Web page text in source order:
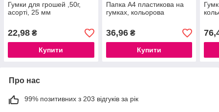
Гумки для грошей ,50г,
асорті, 25 мм
22,98 ₴
Купити
Папка А4 пластикова на
гумках, кольорова
36,96₴
Купити
Про нас
99% позитивних з 203 відгуків за рік